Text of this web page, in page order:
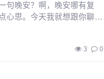
句晚安？啊，晚安哪有复
心思。今天我就想跟你聊
3 0